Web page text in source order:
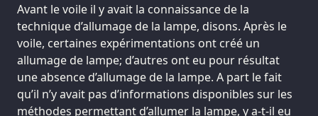
Avant le voile il y avait la connaissance de la
technique d’allumage de la lampe, disons. Après le
voile, certaines expérimentations ont créé un
allumage de lampe; d’autres ont eu pour résultat
une absence d’allumage de la lampe. A part le fait
qu’il n’y avait pas d’informations disponibles sur les
méthodes permettant d’allumer la lampe, y a-t-il eu